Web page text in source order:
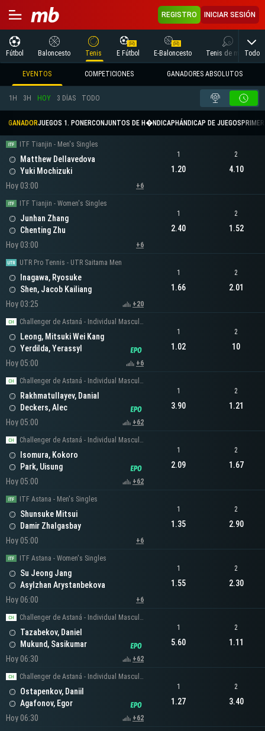
REGISTRO INICIAR SESIÓN
Fútbol Baloncesto Tenis E Fútbol E-Baloncesto Tenis de mesaTodo
EVENTOS COMPETICIONES GANADORES ABSOLUTOS
1H 3H HOY 3 DÍAS TODO
GANADORJUEGOS 1. PONERCONJUNTOS DE H�NDICAP HÁNDICAP DE JUEGOS
ITF Tianjin - Men's Singles
Matthew Dellavedova
Yuki Mochizuki
Hoy 03:00
+6
1
1.20
2
4.10
ITF Tianjin - Women's Singles
Junhan Zhang
Chenting Zhu
Hoy 03:00
+6
1
2.40
2
1.52
UTR Pro Tennis - UTR Saitama Men
Inagawa, Ryosuke
Shen, Jacob Kailiang
Hoy 03:25
+20
1
1.66
2
2.01
Challenger de Astaná - Individual Masculino
Leong, Mitsuki Wei Kang
Yerdilda, Yerassyl
Hoy 05:00
+6
1
1.02
2
10
Challenger de Astaná - Individual Masculino
Rakhmatullayev, Danial
Deckers, Alec
Hoy 05:00
+62
1
3.90
2
1.21
Challenger de Astaná - Individual Masculino
Isomura, Kokoro
Park, Uisung
Hoy 05:00
+62
1
2.09
2
1.67
ITF Astana - Men's Singles
Shunsuke Mitsui
Damir Zhalgasbay
Hoy 05:00
+6
1
1.35
2
2.90
ITF Astana - Women's Singles
Su Jeong Jang
Asylzhan Arystanbekova
Hoy 06:00
+6
1
1.55
2
2.30
Challenger de Astaná - Individual Masculino
Tazabekov, Daniel
Mukund, Sasikumar
Hoy 06:30
+62
1
5.60
2
1.11
Challenger de Astaná - Individual Masculino
Ostapenkov, Daniil
Agafonov, Egor
Hoy 06:30
+62
1
1.27
2
3.40